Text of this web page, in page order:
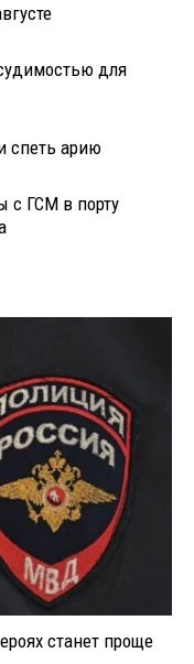
для
спеть арию
с ГСМ в порту
станет проще